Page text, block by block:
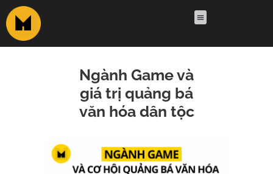
Ngành Game và
giá trị quảng bá
văn hóa dân tộc